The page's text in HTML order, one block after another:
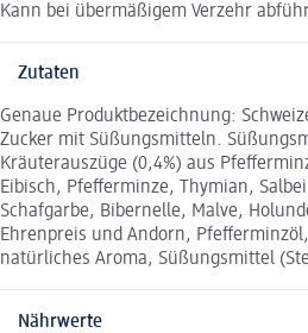
Kann bei übermäßigem Verzehr
Zutaten
Genaue Produktbezeichnung:
Zucker mit Süßungsmitteln.
Kräuterauszüge (0,4%) aus
Eibisch, Pfefferminze, Thymian,
Schafgarbe, Bibernelle, Malve,
Ehrenpreis und Andorn,
natürliches Aroma, Süßungsmittel
Nährwerte